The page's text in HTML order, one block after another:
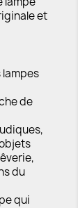
et
lampes
de
du
qui